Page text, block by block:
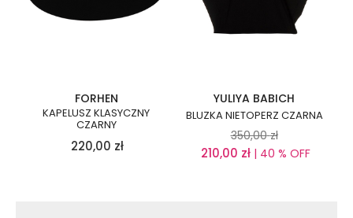
FORHEN
KAPELUSZ KLASYCZNY
CZARNY
220,00 zł
YULIYA BABICH
BLUZKA NIETOPERZ CZARNA
350,00 zł
210,00 zł| 40 % OFF